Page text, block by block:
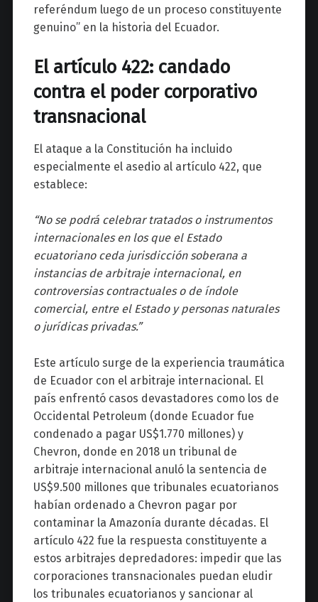
referéndum luego de un proceso constituyente
genuino” en la historia del Ecuador.
El artículo 422: candado
contra el poder corporativo
transnacional
El ataque a la Constitución ha incluido
especialmente el asedio al artículo 422, que
establece:
“No se podrá celebrar tratados o instrumentos
internacionales en los que el Estado
ecuatoriano ceda jurisdicción soberana a
instancias de arbitraje internacional, en
controversias contractuales o de índole
comercial, entre el Estado y personas naturales
o jurídicas privadas.”
Este artículo surge de la experiencia traumática
de Ecuador con el arbitraje internacional. El
país enfrentó casos devastadores como los de
Occidental Petroleum (donde Ecuador fue
condenado a pagar US$1.770 millones) y
Chevron, donde en 2018 un tribunal de
arbitraje internacional anuló la sentencia de
US$9.500 millones que tribunales ecuatorianos
habían ordenado a Chevron pagar por
contaminar la Amazonía durante décadas. El
artículo 422 fue la respuesta constituyente a
estos arbitrajes depredadores: impedir que las
corporaciones transnacionales puedan eludir
los tribunales ecuatorianos y sancionar al